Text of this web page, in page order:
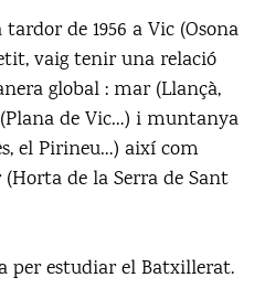
de 1956 a Vic (Osona
vaig tenir una relació
global : mar (Llançà,
de Vic…) i muntanya
el Pirineu…) així com
de la Serra de Sant
per estudiar el Batxillerat.